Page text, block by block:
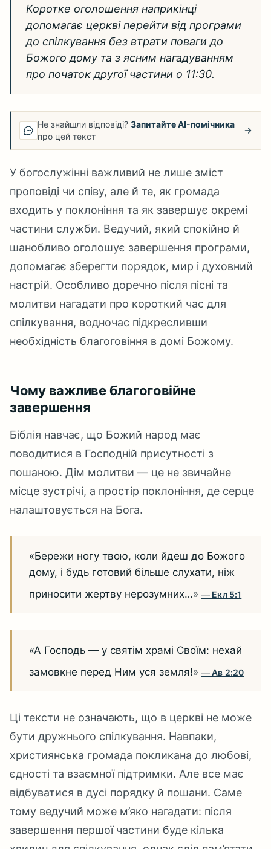
Коротке оголошення наприкінці
допомагає церкві перейти від програми
до спілкування без втрати поваги до
Божого дому та з ясним нагадуванням
про початок другої частини о 11:30.
Не знайшли відповіді? Запитайте AI-помічника
про цей текст
У богослужінні важливий не лише зміст
проповіді чи співу, але й те, як громада
входить у поклоніння та як завершує окремі
частини служби. Ведучий, який спокійно й
шанобливо оголошує завершення програми,
допомагає зберегти порядок, мир і духовний
настрій. Особливо доречно після пісні та
молитви нагадати про короткий час для
спілкування, водночас підкресливши
необхідність благоговіння в домі Божому.
Чому важливе благоговійне
завершення
Біблія навчає, що Божий народ має
поводитися в Господній присутності з
пошаною. Дім молитви — це не звичайне
місце зустрічі, а простір поклоніння, де серце
налаштовується на Бога.
«Бережи ногу твою, коли йдеш до Божого
дому, і будь готовий більше слухати, ніж
приносити жертву нерозумних…»
Екл 5:1
«А Господь — у святім храмі Своїм: нехай
замовкне перед Ним уся земля!»
Ав 2:20
Ці тексти не означають, що в церкві не може
бути дружнього спілкування. Навпаки,
християнська громада покликана до любові,
єдності та взаємної підтримки. Але все має
відбуватися в дусі порядку й пошани. Саме
тому ведучий може м’яко нагадати: після
завершення першої частини буде кілька